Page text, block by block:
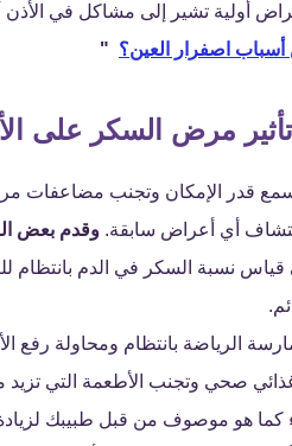
أولية تشير إلى مشاكل في
اصفرار العين؟ "
تأثير مرض السكر على
قدر الإمكان وتجنب مضاعفات
أي أعراض سابقة. وقدم بعض
نسبة السكر في الدم بانتظام
الرياضة بانتظام ومحاولة رفع
غذائي صحي وتجنب الأطعمة التي
كما هو موصوف من قبل طبيبك لزيادة